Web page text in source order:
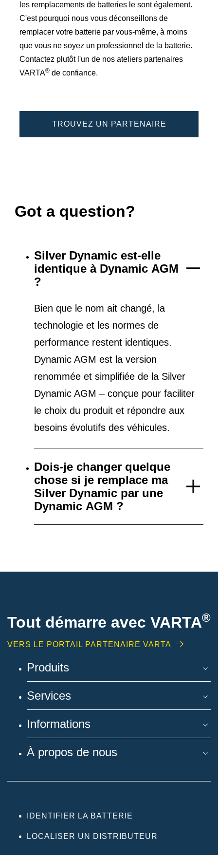
les remplacements de batteries le sont également.
C'est pourquoi nous vous déconseillons de
remplacer votre batterie par vous-même, à moins
que vous ne soyez un professionnel de la batterie.
Contactez plutôt l'un de nos ateliers partenaires
VARTA® de confiance.
TROUVEZ UN PARTENAIRE
Got a question?
Silver Dynamic est-elle
identique à Dynamic AGM
?
Bien que le nom ait changé, la
technologie et les normes de
performance restent identiques.
Dynamic AGM est la version
renommée et simplifiée de la Silver
Dynamic AGM – conçue pour faciliter
le choix du produit et répondre aux
besoins évolutifs des véhicules.
Dois-je changer quelque
chose si je remplace ma
Silver Dynamic par une
Dynamic AGM ?
Tout démarre avec VARTA®
VERS LE PORTAIL PARTENAIRE VARTA
Produits
Services
Informations
À propos de nous
IDENTIFIER LA BATTERIE
LOCALISER UN DISTRIBUTEUR